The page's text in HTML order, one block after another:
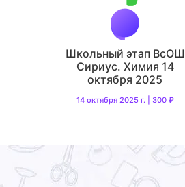
Школьный этап ВсОШ
Сириус. Химия 14
октября 2025
14 октября 2025 г. | 300 ₽